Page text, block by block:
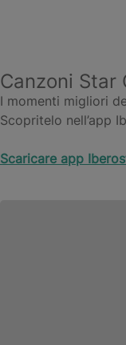
Canzoni Star
I momenti migliori
Scopritelo nell’app
Scaricare app